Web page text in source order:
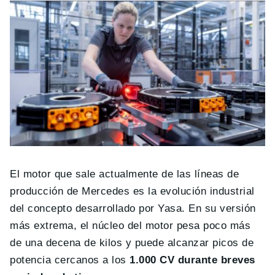
El motor que sale actualmente de las líneas de
producción de Mercedes es la evolución industrial
del concepto desarrollado por Yasa. En su versión
más extrema, el núcleo del motor pesa poco más
de una decena de kilos y puede alcanzar picos de
potencia cercanos a los 1.000 CV durante breves